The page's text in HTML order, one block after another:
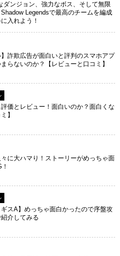
ダンジョン、強力なボス、そして無限
Legendsで最高のチームを編成
入れよう！
】詐欺広告が面白いと評判のスマホアプ
らないのか？【レビューと口コミ】
評価とレビュー！面白いのか？面白くな
】
々に大ハマり！ストーリーがめっちゃ面
ギスA】めっちゃ面白かったので序盤攻
介してみる